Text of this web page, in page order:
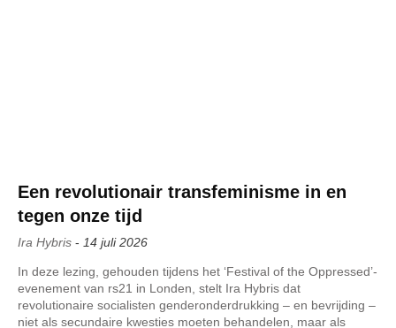
Een revolutionair transfeminisme in en
tegen onze tijd
Ira Hybris - 14 juli 2026
In deze lezing, gehouden tijdens het ‘Festival of the Oppressed’-
evenement van rs21 in Londen, stelt Ira Hybris dat
revolutionaire socialisten genderonderdrukking – en bevrijding –
niet als secundaire kwesties moeten behandelen, maar als